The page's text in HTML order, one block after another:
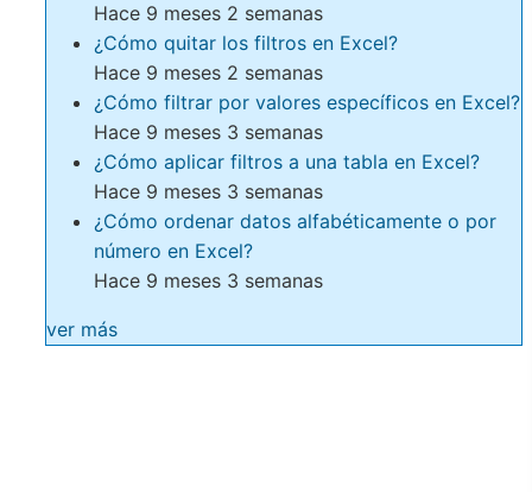
Hace 9 meses 2 semanas
¿Cómo quitar los filtros en Excel?
Hace 9 meses 2 semanas
¿Cómo filtrar por valores específicos en Excel?
Hace 9 meses 3 semanas
¿Cómo aplicar filtros a una tabla en Excel?
Hace 9 meses 3 semanas
¿Cómo ordenar datos alfabéticamente o por
número en Excel?
Hace 9 meses 3 semanas
ver más